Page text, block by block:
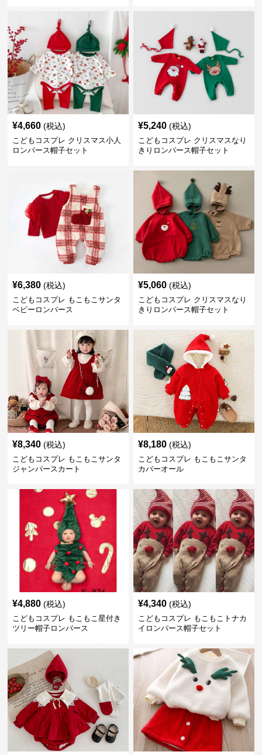
¥4,660 (税込)
こどもコスプレ クリスマス小人
ロンパース帽子セット
¥5,240 (税込)
こどもコスプレ クリスマスなり
きりロンパース帽子セット
¥6,380 (税込)
こどもコスプレ もこもこサンタ
ベビーロンパース
¥5,060 (税込)
こどもコスプレ クリスマスなり
きりロンパース帽子セット
¥8,340 (税込)
こどもコスプレ もこもこサンタ
ジャンパースカート
¥8,180 (税込)
こどもコスプレ もこもこサンタ
カバーオール
¥4,880 (税込)
こどもコスプレ もこもこ星付き
ツリー帽子ロンパース
¥4,340 (税込)
こどもコスプレ もこもこトナカ
イロンパース帽子セット